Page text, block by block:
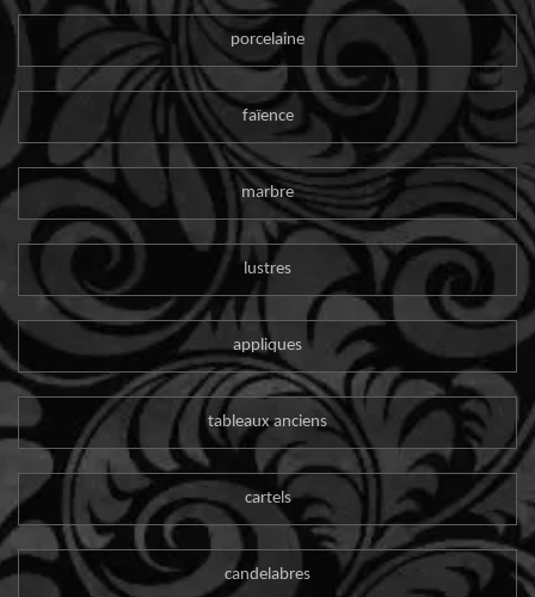
porcelaine
faïence
marbre
lustres
appliques
tableaux anciens
cartels
candelabres